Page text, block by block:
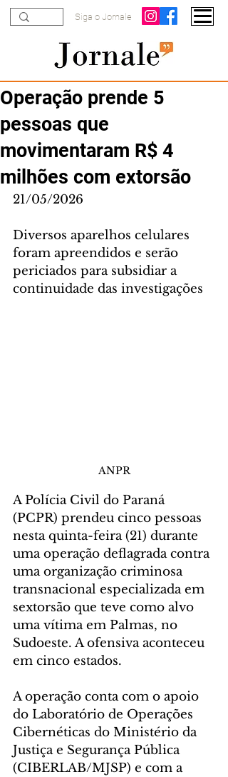
Siga o Jornale
Operação prende 5
pessoas que
movimentaram R$ 4
milhões com extorsão
21/05/2026
Diversos aparelhos celulares
foram apreendidos e serão
periciados para subsidiar a
continuidade das investigações
ANPR
A Polícia Civil do Paraná
(PCPR) prendeu cinco pessoas
nesta quinta-feira (21) durante
uma operação deflagrada contra
uma organização criminosa
transnacional especializada em
sextorsão que teve como alvo
uma vítima em Palmas, no
Sudoeste. A ofensiva aconteceu
em cinco estados.
A operação conta com o apoio
do Laboratório de Operações
Cibernéticas do Ministério da
Justiça e Segurança Pública
(CIBERLAB/MJSP) e com a